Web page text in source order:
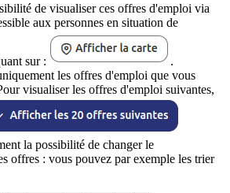
de visualiser ces offres d'emploi via
aux personnes en situation de
sur :
.
les offres d'emploi que vous
visualiser les offres d'emploi suivantes,
la possibilité de changer le
offres : vous pouvez par exemple les trier